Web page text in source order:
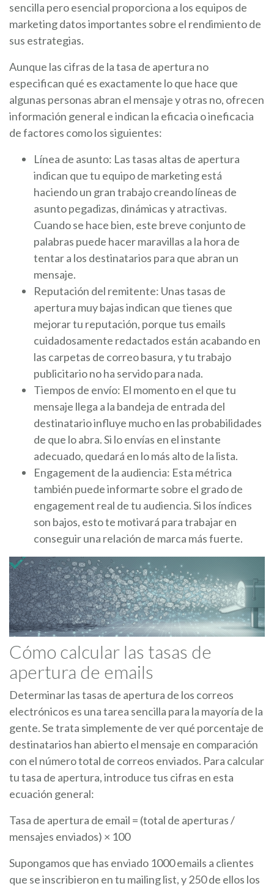
sencilla pero esencial proporciona a los equipos de
marketing datos importantes sobre el rendimiento de
sus estrategias.
Aunque las cifras de la tasa de apertura no
especifican qué es exactamente lo que hace que
algunas personas abran el mensaje y otras no, ofrecen
información general e indican la eficacia o ineficacia
de factores como los siguientes:
Línea de asunto: Las tasas altas de apertura
indican que tu equipo de marketing está
haciendo un gran trabajo creando líneas de
asunto pegadizas, dinámicas y atractivas.
Cuando se hace bien, este breve conjunto de
palabras puede hacer maravillas a la hora de
tentar a los destinatarios para que abran un
mensaje.
Reputación del remitente: Unas tasas de
apertura muy bajas indican que tienes que
mejorar tu reputación, porque tus emails
cuidadosamente redactados están acabando en
las carpetas de correo basura, y tu trabajo
publicitario no ha servido para nada.
Tiempos de envío: El momento en el que tu
mensaje llega a la bandeja de entrada del
destinatario influye mucho en las probabilidades
de que lo abra. Si lo envías en el instante
adecuado, quedará en lo más alto de la lista.
Engagement de la audiencia: Esta métrica
también puede informarte sobre el grado de
engagement real de tu audiencia. Si los índices
son bajos, esto te motivará para trabajar en
conseguir una relación de marca más fuerte.
Cómo calcular las tasas de
apertura de emails
Determinar las tasas de apertura de los correos
electrónicos es una tarea sencilla para la mayoría de la
gente. Se trata simplemente de ver qué porcentaje de
destinatarios han abierto el mensaje en comparación
con el número total de correos enviados. Para calcular
tu tasa de apertura, introduce tus cifras en esta
ecuación general:
Tasa de apertura de email = (total de aperturas /
mensajes enviados) × 100
Supongamos que has enviado 1000 emails a clientes
que se inscribieron en tu mailing list, y 250 de ellos los